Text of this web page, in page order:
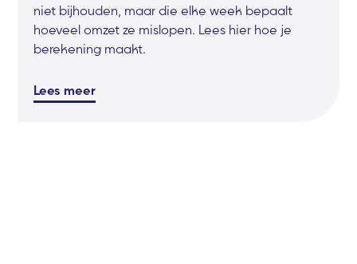
niet bijhouden, maar die elke week bepaalt
hoeveel omzet ze mislopen. Lees hier hoe je
berekening maakt.
Lees meer